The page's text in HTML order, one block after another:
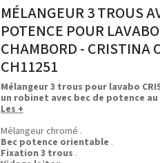
MÉLANGEUR 3 TROUS
POTENCE POUR
CHAMBORD - CRISTINA
CH11251
Mélangeur 3 trous pour lavabo
un robinet avec bec de potence
Les +
Mélangeur chromé .
Bec potence orientable .
Fixation 3 trous .